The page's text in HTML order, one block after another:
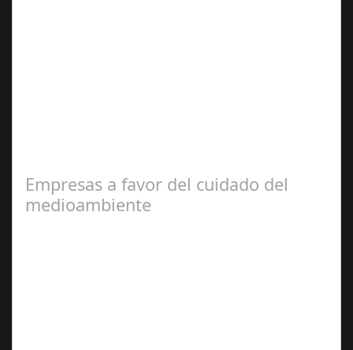
Empresas a favor del cuidado del
medioambiente